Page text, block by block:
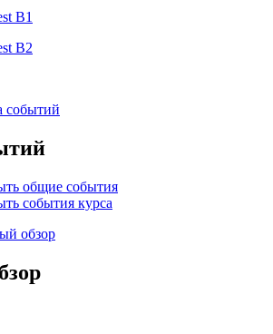
B1
B2
событий
общие события
события курса
обзор